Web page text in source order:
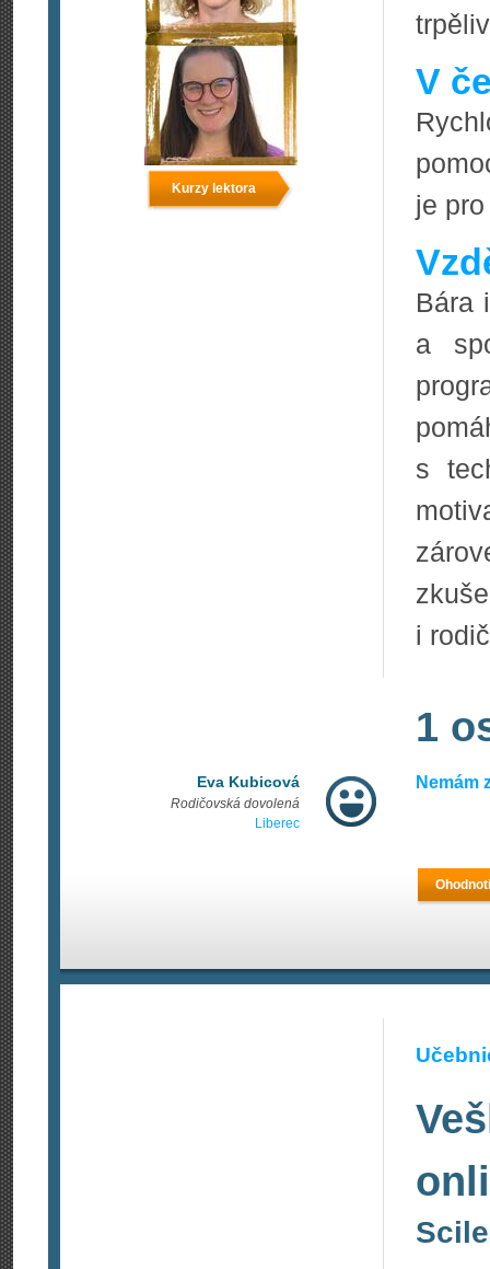
Kurzy lektora
V
je
Bára
a
s
i
1
Eva Kubicová
Rodičovská dovolená
Liberec
Nemám